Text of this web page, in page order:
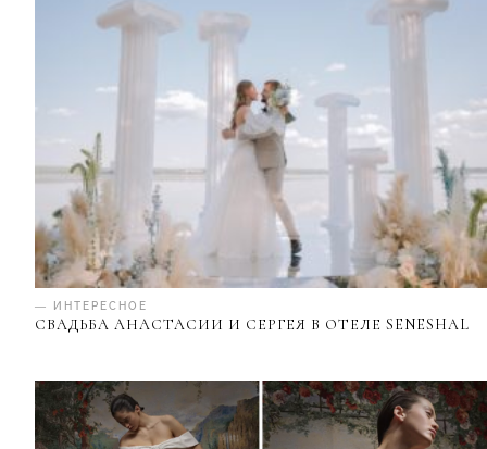
— ИНТЕРЕСНОЕ
СВАДЬБА АНАСТАСИИ И СЕРГЕЯ В ОТЕЛЕ SENESHAL